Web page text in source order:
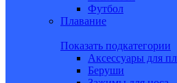
Футбол
Плавание
Показать подкатегории
Аксессуары для
Беруши